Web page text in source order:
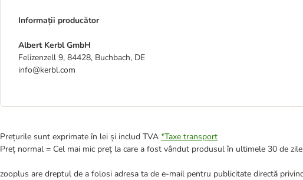
Informații producător
Albert Kerbl GmbH
Felizenzell 9, 84428, Buchbach, DE
info@kerbl.com
Prețurile sunt exprimate în lei și includ TVA *Taxe transport
Preț normal = Cel mai mic preț la care a fost vândut produsul în ultimele 30 de
zooplus are dreptul de a folosi adresa ta de e-mail pentru publicitate directă